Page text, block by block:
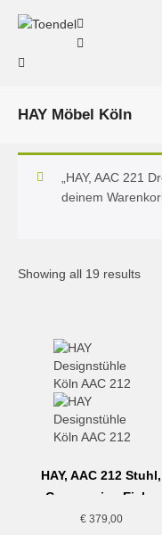
HAY Möbel Köln
„HAY, AAC 221
deinem
Showing all 19 results
HAY, AAC 212 Stuhl,
Cremeweiss-Eiche
€379,00